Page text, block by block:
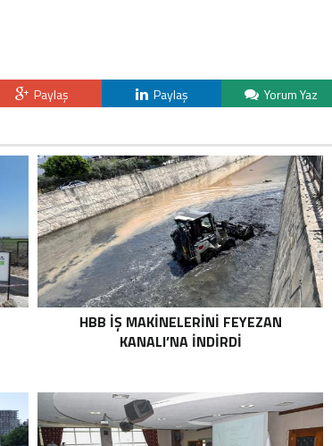
Paylaş Paylaş Yorum Yaz
HBB İŞ MAKİNELERİNİ FEYEZAN
KANALI’NA İNDİRDİ